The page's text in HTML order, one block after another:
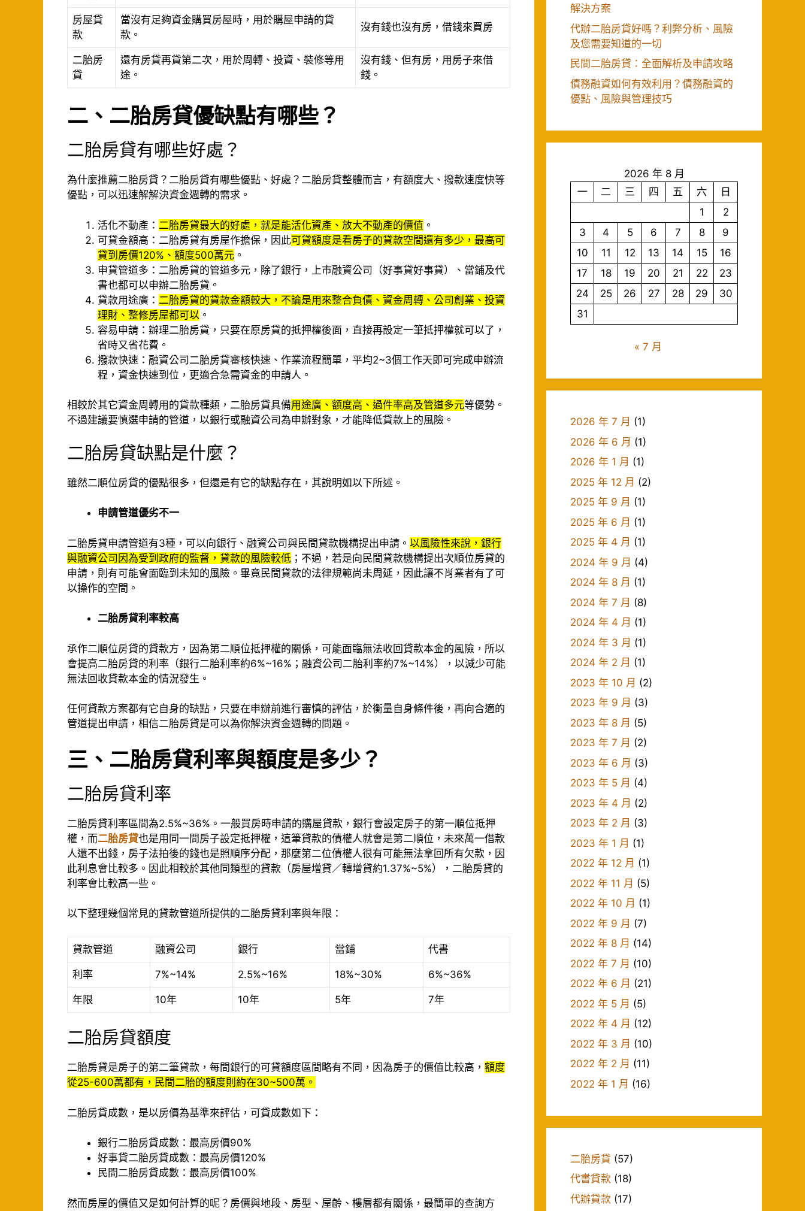
房屋貸
款
當沒有足夠資金購買房屋時，用於購屋申請的貸
款。
沒有錢也沒有房，借錢來買房
二胎房
貸
還有房貸再貸第二次，用於周轉、投資、裝修等用
途。
沒有錢、但有房，用房子來借
錢。
二、二胎房貸優缺點有哪些？
二胎房貸有哪些好處？
為什麼推薦二胎房貸？二胎房貸有哪些優點、好處？二胎房貸整體而言，有額度大、撥款速度快等
優點，可以迅速解解決資金週轉的需求。
活化不動產： 二胎房貸最大的好處，就是能活化資產、放大不動產的價值 。
可貸金額高：二胎房貸有房屋作擔保，因此可貸額度是看房子的貸款空間還有多少，最高可
貸到房價120%、額度500萬元 。
申貸管道多：二胎房貸的管道多元，除了銀行，上市融資公司（好事貸好事貸）、當鋪及代
書也都可以申辦二胎房貸。
貸款用途廣： 二胎房貸的貸款金額較大，不論是用來整合負債、資金周轉、公司創業、投資
理財、整修房屋都可以 。
容易申請：辦理二胎房貸，只要在原房貸的抵押權後面，直接再設定一筆抵押權就可以了，
省時又省花費。
撥款快速：融資公司二胎房貸審核快速、作業流程簡單，平均2~3個工作天即可完成申辦流
程，資金快速到位，更適合急需資金的申請人。
相較於其它資金周轉用的貸款種類，二胎房貸具備用途廣、額度高、過件率高及管道多元等優勢。
不過建議要慎選申請的管道，以銀行或融資公司為申辦對象，才能降低貸款上的風險。
二胎房貸缺點是什麼？
雖然二順位房貸的優點很多，但還是有它的缺點存在，其說明如以下所述。
申請管道優劣不一
二胎房貸申請管道有3種，可以向銀行、融資公司與民間貸款機構提出申請。 以風險性來說，銀行
與融資公司因為受到政府的監督，貸款的風險較低 ；不過，若是向民間貸款機構提出次順位房貸的
申請，則有可能會面臨到未知的風險。畢竟民間貸款的法律規範尚未周延，因此讓不肖業者有了可
以操作的空間。
二胎房貸利率較高
承作二順位房貸的貸款方，因為第二順位抵押權的關係，可能面臨無法收回貸款本金的風險，所以
會提高二胎房貸的利率（銀行二胎利率約6%~16%；融資公司二胎利率約7%~14%），以減少可能
無法回收貸款本金的情況發生。
任何貸款方案都有它自身的缺點，只要在申辦前進行審慎的評估，於衡量自身條件後，再向合適的
管道提出申請，相信二胎房貸是可以為你解決資金週轉的問題。
三、二胎房貸利率與額度是多少？
二胎房貸利率
二胎房貸利率區間為2.5%~36%。一般買房時申請的購屋貸款，銀行會設定房子的第一順位抵押
權，而二胎房貸也是用同一間房子設定抵押權，這筆貸款的債權人就會是第二順位，未來萬一借款
人還不出錢，房子法拍後的錢也是照順序分配，那麼第二位債權人很有可能無法拿回所有欠款，因
此利息會比較多。因此相較於其他同類型的貸款（房屋增貸／轉增貸約1.37%~5%），二胎房貸的
利率會比較高一些。
以下整理幾個常見的貸款管道所提供的二胎房貸利率與年限：
貸款管道 融資公司 銀行 當鋪 代書
利率 7%~14% 2.5%~16% 18%~30% 6%~36%
年限 10年 10年 5年 7年
二胎房貸額度
二胎房貸是房子的第二筆貸款，每間銀行的可貸額度區間略有不同，因為房子的價值比較高， 額度
從25-600萬都有，民間二胎的額度則約在30~500萬。
二胎房貸成數，是以房價為基準來評估，可貸成數如下：
銀行二胎房貸成數：最高房價90%
好事貸二胎房貸成數：最高房價120%
民間二胎房貸成數：最高房價100%
然而房屋的價值又是如何計算的呢？房價與地段、房型、屋齡、樓層都有關係，最簡單的查詢方
解決方案
代辦二胎房貸好嗎？利弊分析、風險
及您需要知道的一切
民間二胎房貸：全面解析及申請攻略
債務融資如何有效利用？債務融資的
優點、風險與管理技巧
2026 年 8 月
一
二 三 四 五 六
日
1
2
3
4 5 6 7 8
9
10
11 12 13 14 15
16
17
18 19 20 21 22
23
24
25 26 27 28 29
30
31
« 7 月
2026 年 7 月 (1)
2026 年 6 月 (1)
2026 年 1 月 (1)
2025 年 12 月 (2)
2025 年 9 月 (1)
2025 年 6 月 (1)
2025 年 4 月 (1)
2024 年 9 月 (4)
2024 年 8 月 (1)
2024 年 7 月 (8)
2024 年 4 月 (1)
2024 年 3 月 (1)
2024 年 2 月 (1)
2023 年 10 月 (2)
2023 年 9 月 (3)
2023 年 8 月 (5)
2023 年 7 月 (2)
2023 年 6 月 (3)
2023 年 5 月 (4)
2023 年 4 月 (2)
2023 年 2 月 (3)
2023 年 1 月 (1)
2022 年 12 月 (1)
2022 年 11 月 (5)
2022 年 10 月 (1)
2022 年 9 月 (7)
2022 年 8 月 (14)
2022 年 7 月 (10)
2022 年 6 月 (21)
2022 年 5 月 (5)
2022 年 4 月 (12)
2022 年 3 月 (10)
2022 年 2 月 (11)
2022 年 1 月 (16)
二胎房貸 (57)
代書貸款 (18)
代辦貸款 (17)